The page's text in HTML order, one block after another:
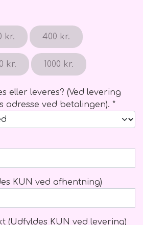
kr. 400 kr.
kr. 1000 kr.
eller leveres? (Ved levering
adresse ved betalingen). *
KUN ved afhentning)
(Udfyldes KUN ved levering)